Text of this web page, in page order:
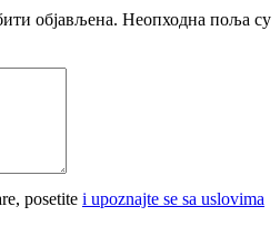
објављена. Неопходна поља су
posetite i upoznajte se sa uslovima